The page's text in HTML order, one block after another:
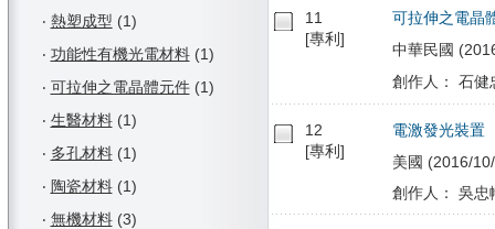
‧ 熱塑成型 (1)
‧ 功能性有機光電材料(1)
‧ 可拉伸之電晶體元件(1)
‧ 生醫材料(1)
‧ 多孔材料(1)
‧ 陶瓷材料(1)
‧ 無機材料(3)
11
[專利]
可拉伸之電晶
中華民國
創作人： 石
12
[專利]
電激發光裝置
美國 (2016/
創作人： 吳忠